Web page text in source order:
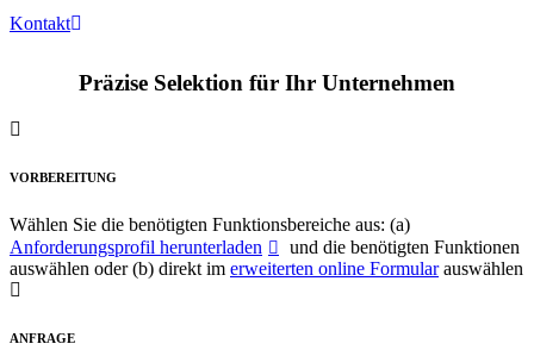
Kontakt
Präzise Selektion für Ihr Unternehmen
VORBEREITUNG
Wählen Sie die benötigten Funktionsbereiche aus: (a)
Anforderungsprofil herunterladen
und die benötigten Funktionen
auswählen oder (b) direkt im erweiterten online Formularauswählen
ANFRAGE